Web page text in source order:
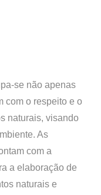
se não apenas
com o respeito e o
naturais, visando
As
com a
a elaboração de
naturais e